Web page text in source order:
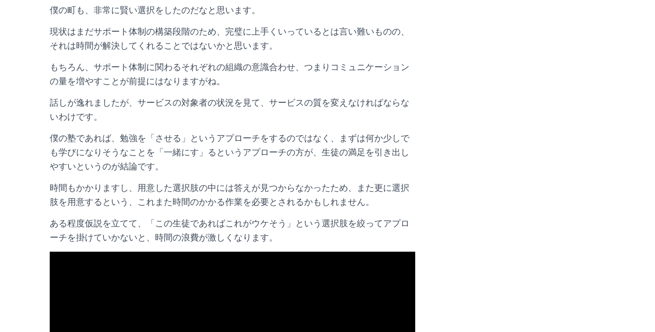
僕の町も、非常に賢い選択をしたのだなと思います。
現状はまだサポート体制の構築段階のため、完璧に上手くいっているとは言い難いものの、
それは時間が解決してくれることではないかと思います。
もちろん、サポート体制に関わるそれぞれの組織の意識合わせ、つまりコミュニケーション
の量を増やすことが前提にはなりますがね。
話しが逸れましたが、サービスの対象者の状況を見て、サービスの質を変えなければならな
いわけです。
僕の塾であれば、勉強を「させる」というアプローチをするのではなく、まずは何か少しで
も学びになりそうなことを「一緒にす」るというアプローチの方が、生徒の満足を引き出し
やすいというのが結論です。
時間もかかりますし、用意した選択肢の中には答えが見つからなかったため、また更に選択
肢を用意するという、これまた時間のかかる作業を必要とされるかもしれません。
ある程度仮説を立てて、「この生徒であればこれがウケそう」という選択肢を絞ってアプロ
ーチを掛けていかないと、時間の浪費が激しくなります。